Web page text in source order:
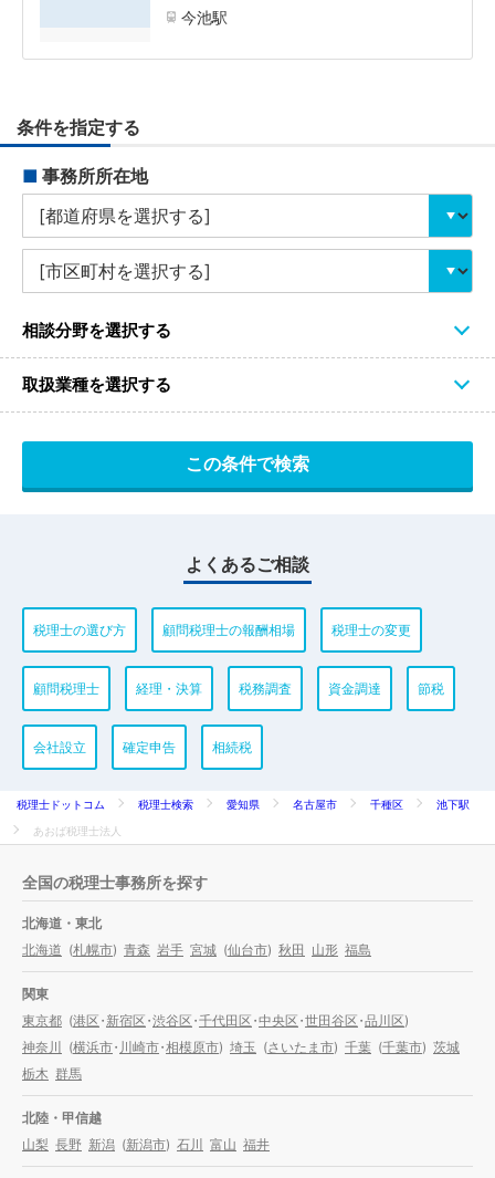
今池駅
条件を指定する
■ 事務所所在地
相談分野を選択する
取扱業種を選択する
よくあるご相談
税理士の選び方 顧問税理士の報酬相場 税理士の変更
顧問税理士 経理・決算 税務調査 資金調達 節税
会社設立 確定申告 相続税
税理士ドットコム 税理士検索 愛知県 名古屋市 千種区
池下駅
あおば税理士法人
全国の税理士事務所を探す
北海道・東北
北海道 (札幌市) 青森 岩手 宮城 (仙台市) 秋田 山形 福島
関東
東京都 (港区・新宿区・渋谷区・千代田区・中央区・世田谷区・品川区)
神奈川 (横浜市・川崎市・相模原市) 埼玉 (さいたま市) 千葉 (千葉市) 茨城
栃木 群馬
北陸・甲信越
山梨 長野 新潟 (新潟市) 石川 富山 福井